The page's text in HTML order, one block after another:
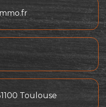
Toulouse